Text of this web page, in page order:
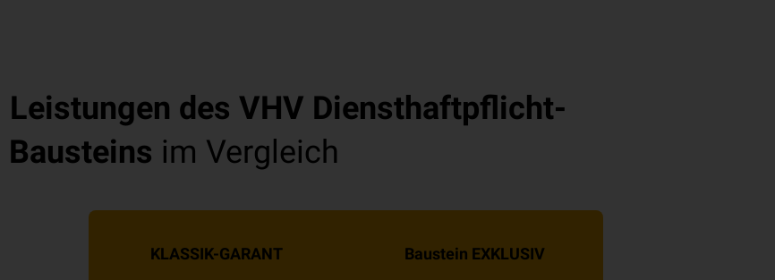
Leistungen des VHV Diensthaftpflicht-
Bausteins im Vergleich
KLASSIK-GARANT Baustein EXKLUSIV